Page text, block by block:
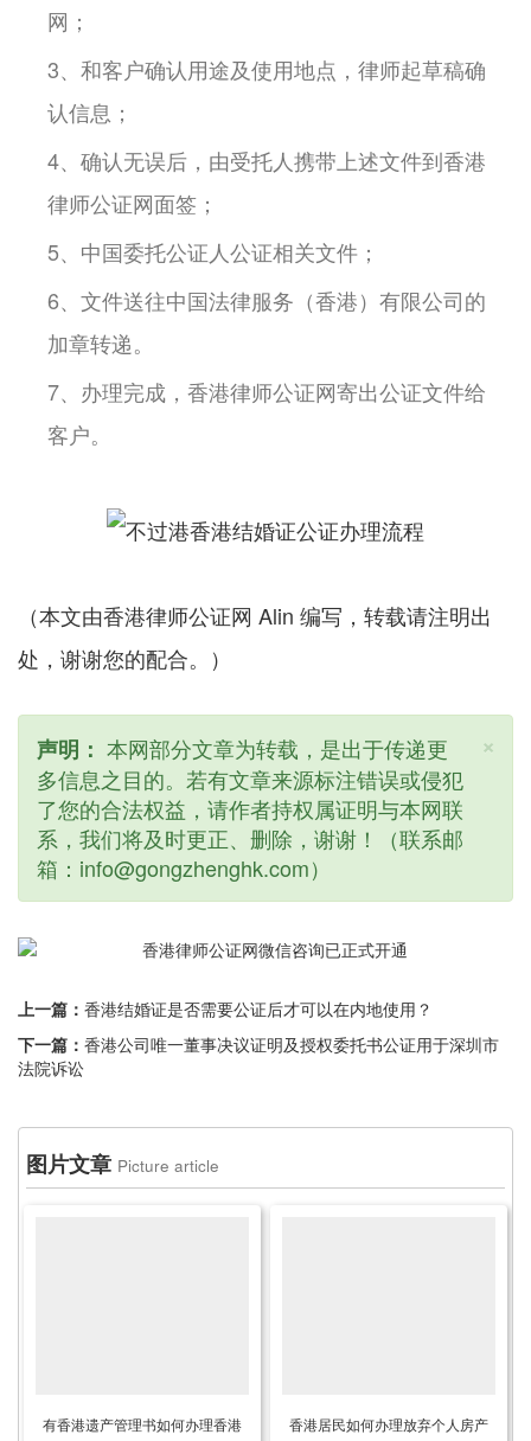
网；
3、和客户确认用途及使用地点，律师起草稿确
认信息；
4、确认无误后，由受托人携带上述文件到香港
律师公证网面签；
5、中国委托公证人公证相关文件；
6、文件送往中国法律服务（香港）有限公司的
加章转递。
7、办理完成，香港律师公证网寄出公证文件给
客户。
（本文由香港律师公证网 Alin 编写，转载请注明出
处，谢谢您的配合。）
×
声明： 本网部分文章为转载，是出于传递更
多信息之目的。若有文章来源标注错误或侵犯
了您的合法权益，请作者持权属证明与本网联
系，我们将及时更正、删除，谢谢！（联系邮
箱：info@gongzhenghk.com）
上一篇： 香港结婚证是否需要公证后才可以在内地使用？
下一篇： 香港公司唯一董事决议证明及授权委托书公证用于深圳市
法院诉讼
图片文章 Picture article
有香港遗产管理书如何办理香港 香港居民如何办理放弃个人房产